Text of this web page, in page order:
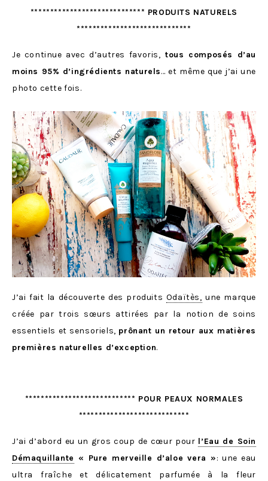
***************************** PRODUITS NATURELS
*****************************
Je continue avec d’autres favoris, tous composés d’au
moins 95% d’ingrédients naturels… et même que j’ai une
photo cette fois.
J’ai fait la découverte des produits Odaïtès, une marque
créée par trois sœurs attirées par la notion de soins
essentiels et sensoriels, prônant un retour aux matières
premières naturelles d’exception.
**************************** POUR PEAUX NORMALES
****************************
J’ai d’abord eu un gros coup de cœur pour l’Eau de Soin
Démaquillante « Pure merveille d’aloe vera »: une eau
ultra fraîche et délicatement parfumée à la fleur